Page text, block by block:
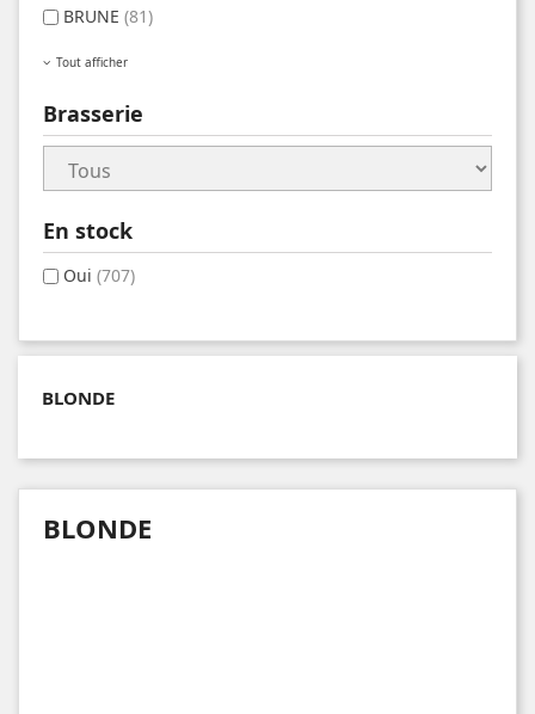
BRUNE (81)
Tout afficher
Brasserie
En stock
Oui (707)
BLONDE
BLONDE